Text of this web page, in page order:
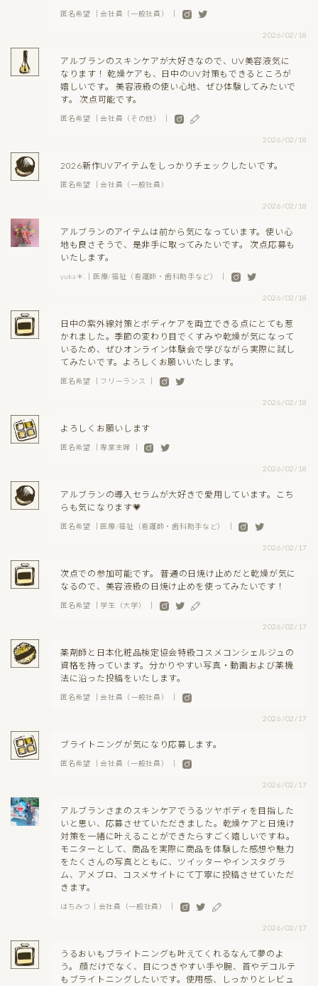
匿名希望 ｜会社員（一般社員） ｜
2026/02/18
アルブランのスキンケアが大好きなので、UV美容液気に
なります！ 乾燥ケアも、日中のUV対策もできるところが
嬉しいです。 美容液級の使い心地、ぜひ体験してみたいで
す。 次点可能です。
匿名希望 ｜会社員（その他） ｜
2026/02/18
2026新作UVアイテムをしっかりチェックしたいです。
匿名希望 ｜会社員（一般社員）
2026/02/18
アルブランのアイテムは前から気になっています。使い心
地も良さそうで、是非手に取ってみたいです。 次点応募も
いたします。
yuka＊.｜医療/福祉（看護師・歯科助手など） ｜
2026/02/18
日中の紫外線対策とボディケアを両立できる点にとても惹
かれました。季節の変わり目でくすみや乾燥が気になって
いるため、ぜひオンライン体験会で学びながら実際に試し
てみたいです。よろしくお願いいたします。
匿名希望 ｜フリーランス ｜
2026/02/18
よろしくお願いします
匿名希望 ｜専業主婦 ｜
2026/02/18
アルブランの導入セラムが大好きで愛用しています。こち
らも気になります💗
匿名希望 ｜医療/福祉（看護師・歯科助手など） ｜
2026/02/17
次点での参加可能です。 普通の日焼け止めだと乾燥が気に
なるので、美容液級の日焼け止めを使ってみたいです！
匿名希望 ｜学生（大学） ｜
2026/02/17
薬剤師と日本化粧品検定協会特級コスメコンシェルジュの
資格を持っています。分かりやすい写真・動画および薬機
法に沿った投稿をいたします。
匿名希望 ｜会社員（一般社員） ｜
2026/02/17
ブライトニングが気になり応募します。
匿名希望 ｜会社員（一般社員） ｜
2026/02/17
アルブランさまのスキンケアでうるツヤボディを目指した
いと思い、応募させていただきました。乾燥ケアと日焼け
対策を一緒に叶えることができたらすごく嬉しいですね。
モニターとして、商品を実際に商品を体験した感想や魅力
をたくさんの写真とともに、ツイッターやインスタグラ
ム、アメブロ、コスメサイトにて丁寧に投稿させていただ
きます。
はちみつ｜会社員（一般社員） ｜
2026/02/17
うるおいもブライトニングも叶えてくれるなんて夢のよ
う。 顔だけでなく、目につきやすい手や腕、首やデコルテ
もブライトニングしたいです。使用感、しっかりとレビュ